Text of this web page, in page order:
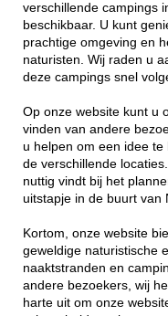
verschillende campings
beschikbaar. U kunt
prachtige omgeving en
naturisten. Wij raden u
deze campings snel
Op onze website kunt u
vinden van andere
u helpen om een idee
de verschillende
nuttig vindt bij het
uitstapje in de buurt van
Kortom, onze website
geweldige naturistische
naaktstranden en
andere bezoekers, wij
harte uit om onze